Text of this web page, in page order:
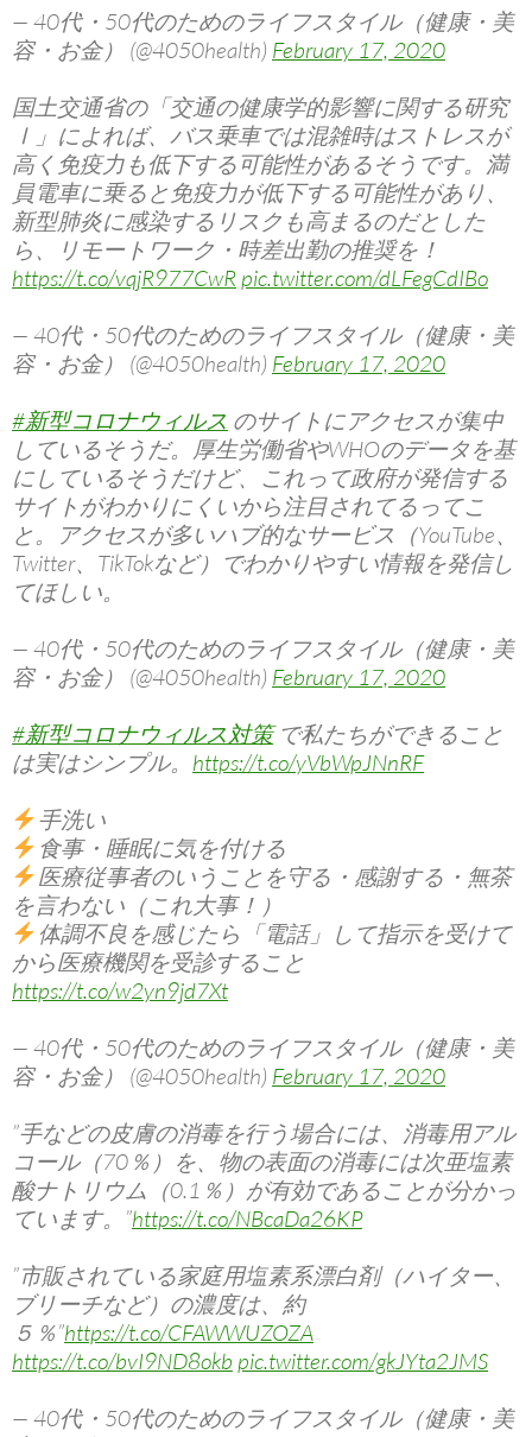
— 40代・50代のためのライフスタイル（健康・美
容・お金） (@4050health) February 17, 2020
国土交通省の「交通の健康学的影響に関する研究
Ⅰ」によれば、バス乗車では混雑時はストレスが
高く免疫力も低下する可能性があるそうです。満
員電車に乗ると免疫力が低下する可能性があり、
新型肺炎に感染するリスクも高まるのだとした
ら、リモートワーク・時差出勤の推奨を！
https://t.co/vqjR977CwR pic.twitter.com/dLFegCdIBo
— 40代・50代のためのライフスタイル（健康・美
容・お金） (@4050health) February 17, 2020
#新型コロナウィルス のサイトにアクセスが集中
しているそうだ。厚生労働省やWHOのデータを基
にしているそうだけど、これって政府が発信する
サイトがわかりにくいから注目されてるってこ
と。アクセスが多いハブ的なサービス（YouTube、
Twitter、TikTokなど）でわかりやすい情報を発信し
てほしい。
— 40代・50代のためのライフスタイル（健康・美
容・お金） (@4050health) February 17, 2020
#新型コロナウィルス対策で私たちができること
は実はシンプル。 https://t.co/yVbWpJNnRF
手洗い
食事・睡眠に気を付ける
医療従事者のいうことを守る・感謝する・無茶
を言わない（これ大事！）
体調不良を感じたら「電話」して指示を受けて
から医療機関を受診すること
https://t.co/w2yn9jd7Xt
— 40代・50代のためのライフスタイル（健康・美
容・お金） (@4050health) February 17, 2020
”手などの皮膚の消毒を行う場合には、消毒用アル
コール（70％）を、物の表面の消毒には次亜塩素
酸ナトリウム（0.1％）が有効であることが分かっ
ています。”https://t.co/NBcaDa26KP
”市販されている家庭用塩素系漂白剤（ハイター、
ブリーチなど）の濃度は、約
５％”https://t.co/CFAWWUZOZA
https://t.co/bvI9ND8okb pic.twitter.com/gkJYta2JMS
— 40代・50代のためのライフスタイル（健康・美